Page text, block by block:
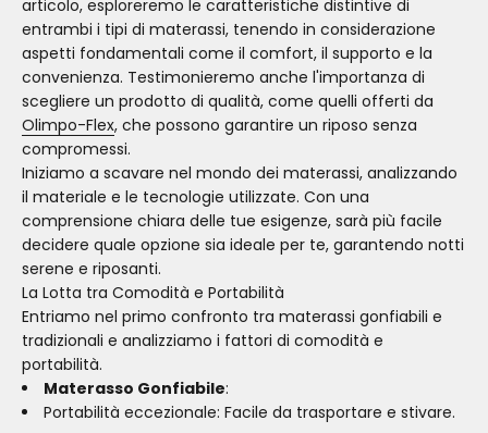
articolo, esploreremo le caratteristiche distintive di
entrambi i tipi di materassi, tenendo in considerazione
aspetti fondamentali come il comfort, il supporto e la
convenienza. Testimonieremo anche l'importanza di
scegliere un prodotto di qualità, come quelli offerti da
Olimpo-Flex, che possono garantire un riposo senza
compromessi.
Iniziamo a scavare nel mondo dei materassi, analizzando
il materiale e le tecnologie utilizzate. Con una
comprensione chiara delle tue esigenze, sarà più facile
decidere quale opzione sia ideale per te, garantendo notti
serene e riposanti.
La Lotta tra Comodità e Portabilità
Entriamo nel primo confronto tra materassi gonfiabili e
tradizionali e analizziamo i fattori di comodità e
portabilità.
Materasso Gonfiabile:
Portabilità eccezionale: Facile da trasportare e stivare.